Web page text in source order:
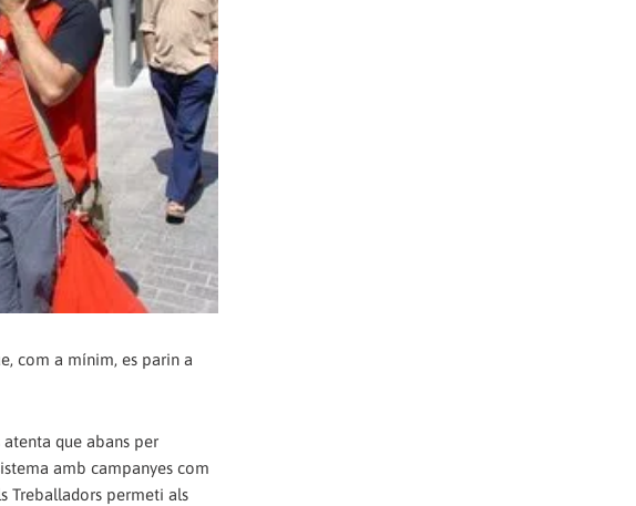
com a mínim, es parin a
que abans per
amb campanyes com
Treballadors permeti als